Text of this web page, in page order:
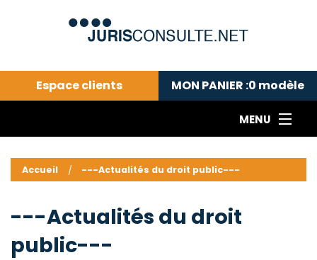
Espace clients MON PANIER :0 modèle
MENU
---Actualités du droit public---
Droit pénal---
Droit privé ---
Abonnement aux actualités
Accueil ---Actualités du droit public---
---Actualités du droit
public---